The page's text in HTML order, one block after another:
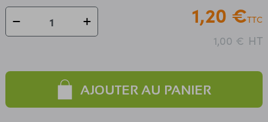
1,20 €TTC
1,00 € HT
AJOUTER AU PANIER